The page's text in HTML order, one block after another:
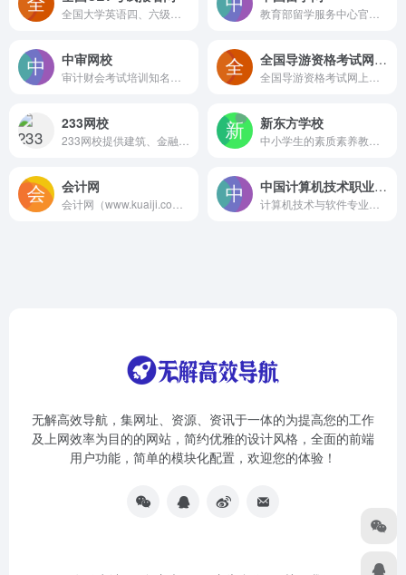
中审网校 全国导游资格考试网上报名系统
233网校 新东方学校
会计网 中国计算机技术职业资格网
无解高效导航，集网址、资源、资讯于一体的为提高您的工作
及上网效率为目的的网站，简约优雅的设计风格，全面的前端
用户功能，简单的模块化配置，欢迎您的体验！